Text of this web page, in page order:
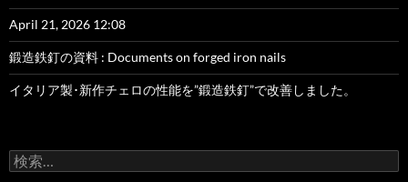
April 21, 2026 12:08
鍛造鉄釘の資料 : Documents on forged iron nails
イタリア製･新作チェロの性能を”鍛造鉄釘”で改善しました。
検
索: